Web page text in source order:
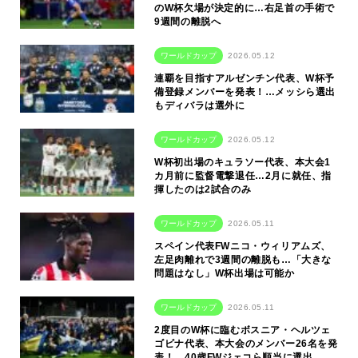
のW杯欠場が決定的に…右足首の手術で
9週間の離脱へ
ワールドカップ 2026.05.12
連覇を目指すアルゼンチン代表、W杯予
備登録メンバーを発表！…メッシら選出
もディバラは選外に
ワールドカップ 2026.05.12
W杯初出場のキュラソー代表、本大会1
カ月前に監督電撃退任…2月に就任、指
揮したのは2試合のみ
ワールドカップ 2026.05.11
スペイン代表FWニコ・ウィリアムズ、
左足肉離れで3週間の離脱も…「大きな
問題はなし」W杯出場は可能か
ワールドカップ 2026.05.11
2度目のW杯に臨むボスニア・ヘルツェ
ゴビナ代表、本大会のメンバー26名を発